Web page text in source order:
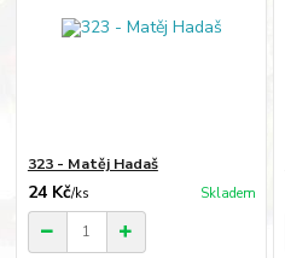
323 - Matěj Hadaš
24 Kč/ks Skladem